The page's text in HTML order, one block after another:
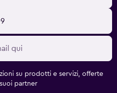
su prodotti e servizi, offerte
partner